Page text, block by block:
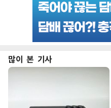
많이 본 기사